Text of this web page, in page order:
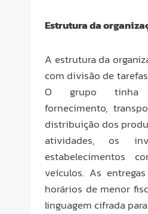
Estrutura da
A estrutura da
com divisão de
O grupo tinha
fornecimento,
distribuição dos
atividades, os
estabelecimentos
veículos. As
horários de menor
linguagem cifrada